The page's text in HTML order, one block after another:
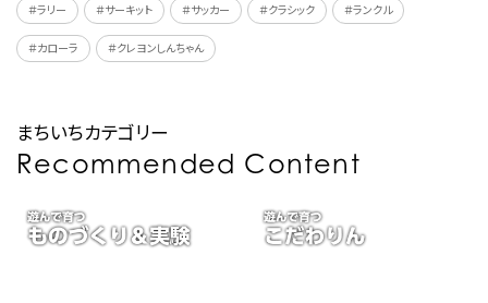
＃ラリー ＃サーキット ＃サッカー ＃クラシック ＃ランクル
＃カローラ ＃クレヨンしんちゃん
まちいちカテゴリー
Recommended Content